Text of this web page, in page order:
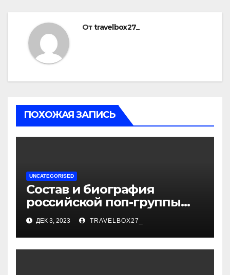
Отtravelbox27_
ПОХОЖАЯ ЗАПИСЬ
UNCATEGORISED
Состав и биография
российской поп-группы
«Иванушки интернешнл»
— история успеха, музыка
и судьбы участников
ДЕК 3, 2023 TRAVELBOX27_